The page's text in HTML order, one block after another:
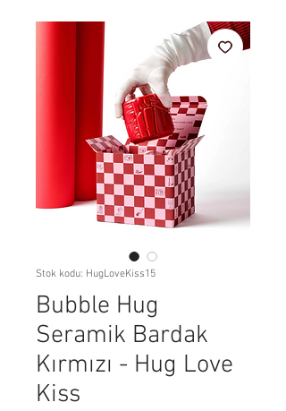
Stok kodu: HugLoveKiss15
Bubble Hug
Seramik Bardak
Kırmızı - Hug Love
Kiss